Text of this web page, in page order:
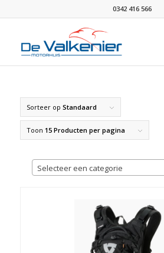
0342 416 566
Sorteer op Standaard
Toon 15 Producten per pagina
Selecteer een categorie